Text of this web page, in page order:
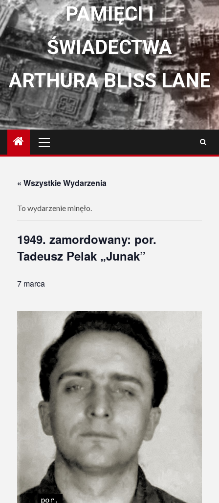
PAMIĘCI I
ŚWIADECTWA
ARTHURA BLISS LANE
główne
« Wszystkie Wydarzenia
To wydarzenie minęło.
1949. zamordowany: por.
Tadeusz Pelak „Junak”
7 marca